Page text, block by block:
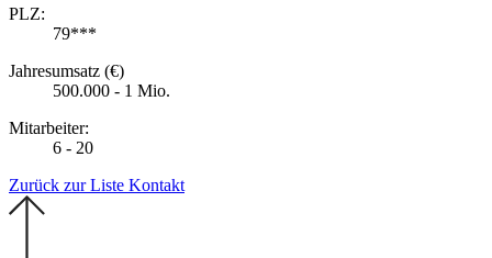
PLZ:
79***
Jahresumsatz (€)
500.000 - 1 Mio.
Mitarbeiter:
6 - 20
Zurück zur Liste Kontakt